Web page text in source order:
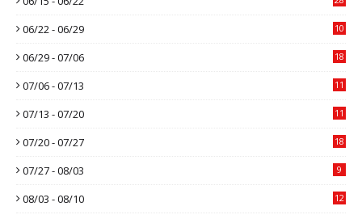
06/22 - 06/29 10
06/29 - 07/06 18
07/06 - 07/13 11
07/13 - 07/20 11
07/20 - 07/27 18
07/27 - 08/03 9
08/03 - 08/10 12